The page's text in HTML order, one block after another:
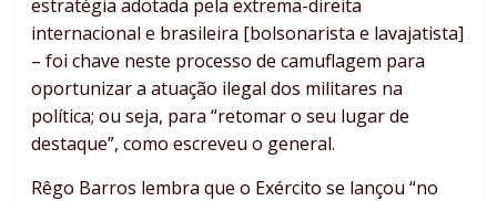
estratégia adotada pela extrema-direita
internacional e brasileira [bolsonarista e lavajatista]
– foi chave neste processo de camuflagem para
oportunizar a atuação ilegal dos militares na
política; ou seja, para “retomar o seu lugar de
destaque”, como escreveu o general.
Rêgo Barros lembra que o Exército se lançou “no